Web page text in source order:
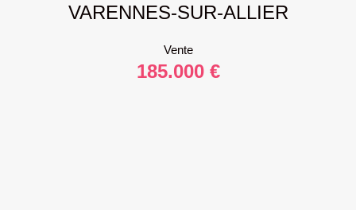
VARENNES-SUR-ALLIER
Vente
185.000 €